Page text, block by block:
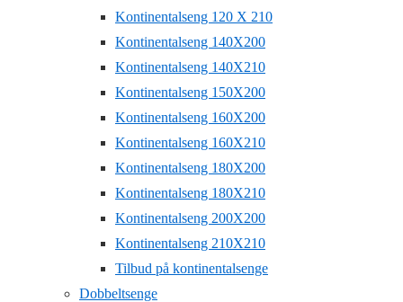
Kontinentalseng 120 X 210
Kontinentalseng 140X200
Kontinentalseng 140X210
Kontinentalseng 150X200
Kontinentalseng 160X200
Kontinentalseng 160X210
Kontinentalseng 180X200
Kontinentalseng 180X210
Kontinentalseng 200X200
Kontinentalseng 210X210
Tilbud på kontinentalsenge
Dobbeltsenge